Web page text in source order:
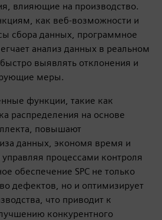
влияющие на производство.
как веб-возможности и
сбора данных, программное
анализ данных в реальном
выявлять отклонения и
меры.
функции, такие как
распределения на основе
повышают
данных, экономя время и
процессами контроля
обеспечение SPC не только
дефектов, но и оптимизирует
что приводит к
конкурентного